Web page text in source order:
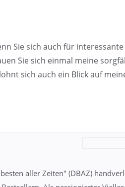
Sie sich auch für
Sie sich einmal meine
sich auch ein Blick auf
aller Zeiten" (DBAZ)